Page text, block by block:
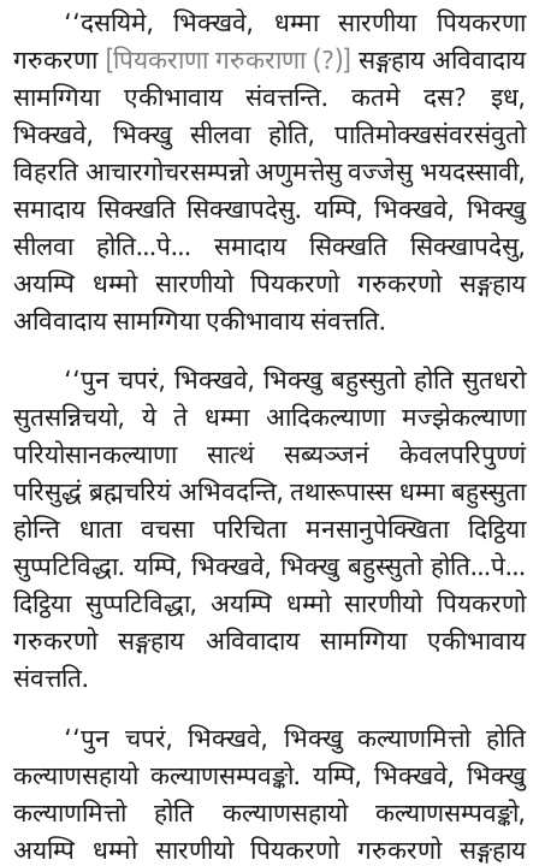
‘‘दसयिमे, भिक्खवे, धम्मा सारणीया पियकरणा
गरुकरणा [पियकराणा गरुकराणा (?)] सङ्गहाय अविवादाय
सामग्गिया एकीभावाय संवत्तन्ति. कतमे दस? इध,
भिक्खवे, भिक्खु सीलवा होति, पातिमोक्खसंवरसंवुतो
विहरति आचारगोचरसम्पन्नो अणुमत्तेसु वज्जेसु भयदस्सावी,
समादाय सिक्खति सिक्खापदेसु. यम्पि, भिक्खवे, भिक्खु
सीलवा होति…पे… समादाय सिक्खति सिक्खापदेसु,
अयम्पि धम्मो सारणीयो पियकरणो गरुकरणो सङ्गहाय
अविवादाय सामग्गिया एकीभावाय संवत्तति.
‘‘पुन चपरं, भिक्खवे, भिक्खु बहुस्सुतो होति सुतधरो
सुतसन्निचयो, ये ते धम्मा आदिकल्याणा मज्झेकल्याणा
परियोसानकल्याणा सात्थं सब्यञ्जनं केवलपरिपुण्णं
परिसुद्धं ब्रह्मचरियं अभिवदन्ति, तथारूपास्स धम्मा बहुस्सुता
होन्ति धाता वचसा परिचिता मनसानुपेक्खिता दिट्ठिया
सुप्पटिविद्धा. यम्पि, भिक्खवे, भिक्खु बहुस्सुतो होति…पे…
दिट्ठिया सुप्पटिविद्धा, अयम्पि धम्मो सारणीयो पियकरणो
गरुकरणो सङ्गहाय अविवादाय सामग्गिया एकीभावाय
संवत्तति.
‘‘पुन चपरं, भिक्खवे, भिक्खु कल्याणमित्तो होति
कल्याणसहायो कल्याणसम्पवङ्को. यम्पि, भिक्खवे, भिक्खु
कल्याणमित्तो होति कल्याणसहायो कल्याणसम्पवङ्को,
अयम्पि धम्मो सारणीयो पियकरणो गरुकरणो सङ्गहाय